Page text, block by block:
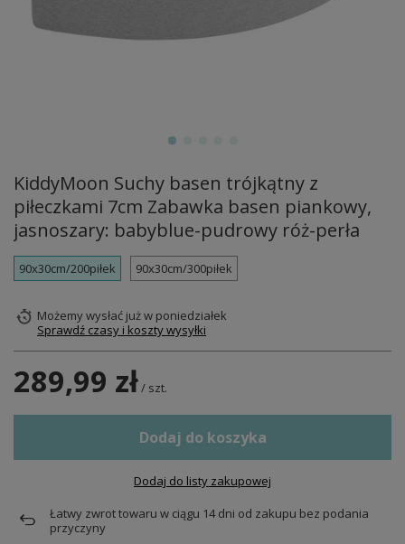
KiddyMoon Suchy basen trójkątny z
piłeczkami 7cm Zabawka basen piankowy,
jasnoszary: babyblue-pudrowy róż-perła
90x30cm/200piłek 90x30cm/300piłek
Możemy wysłać jużw poniedziałek
Sprawdź czasy i koszty wysyłki
289,99 zł/ szt.
Dodaj do koszyka
Dodaj do listy zakupowej
Łatwy zwrot towaru w ciągu 14dni od zakupu bez podania
przyczyny